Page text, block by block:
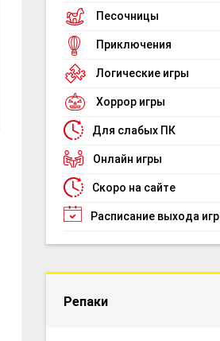
Песочницы
Приключения
Логические игры
Хоррор игры
Для слабых ПК
Онлайн игры
Скоро на сайте
Расписание выхода игр
Репаки